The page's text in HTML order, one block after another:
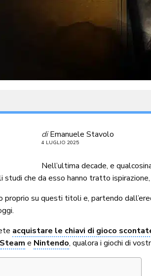
di Emanuele Stavolo
4 LUGLIO 2025
Nell’ultima decade, e
studi che da esso hanno tratto
proprio su questi titoli e, partendo
acquistare le chiavi di gioco
Steam e Nintendo, qualora i giochi di